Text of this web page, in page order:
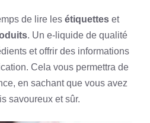
de lire les étiquettes et
. Un e-liquide de qualité
et offrir des informations
Cela vous permettra de
en sachant que vous avez
savoureux et sûr.